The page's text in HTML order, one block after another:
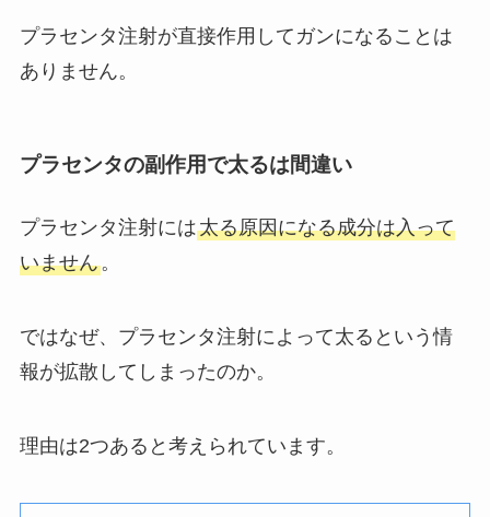
プラセンタ注射が直接作用してガンになることは
ありません。
プラセンタの副作用で太るは間違い
プラセンタ注射には太る原因になる成分は入って
いません。
ではなぜ、プラセンタ注射によって太るという情
報が拡散してしまったのか。
理由は2つあると考えられています。